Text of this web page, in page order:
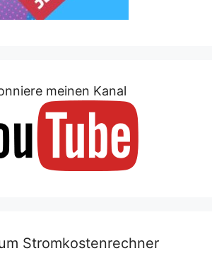
meinen Kanal
Stromkostenrechner